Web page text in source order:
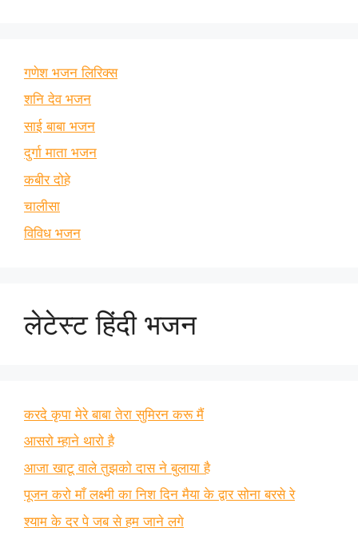
गणेश भजन लिरिक्स
शनि देव भजन
साई बाबा भजन
दुर्गा माता भजन
कबीर दोहे
चालीसा
विविध भजन
लेटेस्ट हिंदी भजन
करदे कृपा मेरे बाबा तेरा सुमिरन करू मैं
आसरो म्हाने थारो है
आजा खाटू वाले तुझको दास ने बुलाया है
पूजन करो माँ लक्ष्मी का निश दिन मैया के द्वार सोना बरसे रे
श्याम के दर पे जब से हम जाने लगे